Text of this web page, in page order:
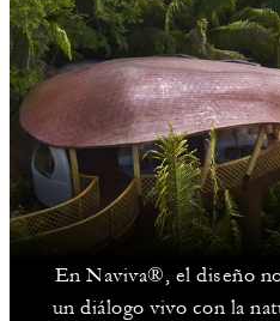
En Naviva®, el diseño
un diálogo vivo con la